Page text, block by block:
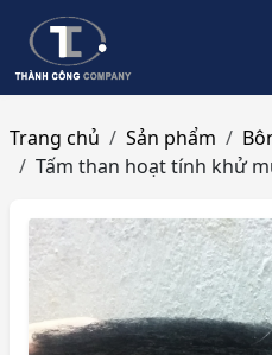
Trang chủ Sản phẩm
Tấm than hoạt tính khử